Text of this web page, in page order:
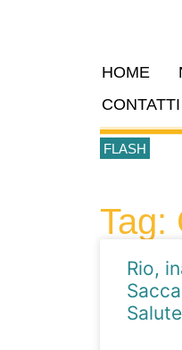
HOME
CONTATTI
FLASH
Tag:
Rio,